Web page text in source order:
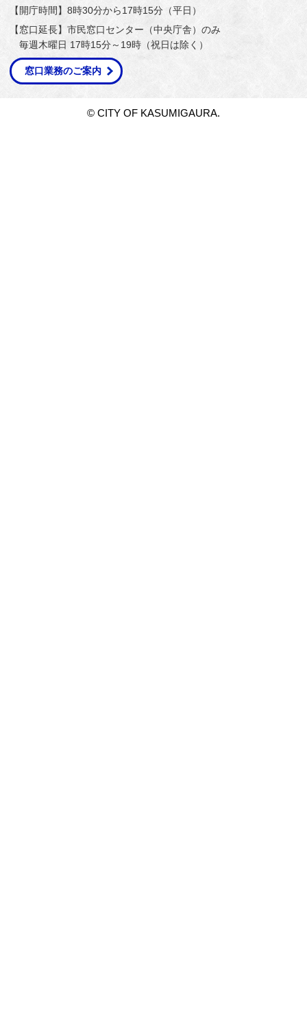
【開庁時間】8時30分から17時15分（平日）
【窓口延長】市民窓口センター（中央庁舎）のみ
毎週木曜日 17時15分～19時（祝日は除く）
窓口業務のご案内
© CITY OF KASUMIGAURA.